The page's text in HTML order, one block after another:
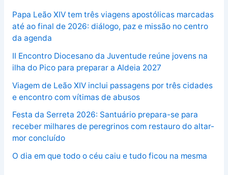
Papa Leão XIV tem três viagens apostólicas marcadas
até ao final de 2026: diálogo, paz e missão no centro
da agenda
II Encontro Diocesano da Juventude reúne jovens na
ilha do Pico para preparar a Aldeia 2027
Viagem de Leão XIV inclui passagens por três cidades
e encontro com vítimas de abusos
Festa da Serreta 2026: Santuário prepara-se para
receber milhares de peregrinos com restauro do altar-
mor concluído
O dia em que todo o céu caiu e tudo ficou na mesma